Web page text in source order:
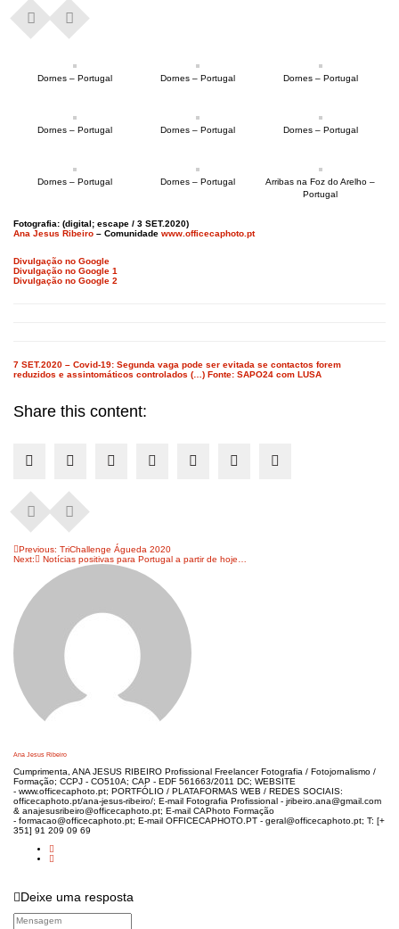
Dornes – Portugal Dornes – Portugal Dornes – Portugal
Dornes – Portugal Dornes – Portugal Dornes – Portugal
Dornes – Portugal Dornes – Portugal
Arribas na Foz do Arelho –
Portugal
Fotografia: (digital; escape / 3 SET.2020)
Ana Jesus Ribeiro – Comunidade www.officecaphoto.pt
Divulgação no Google
Divulgação no Google 1
Divulgação no Google 2
7 SET.2020 – Covid-19: Segunda vaga pode ser evitada se contactos forem
reduzidos e assintomáticos controlados (…) Fonte: SAPO24 com LUSA
Share this content:
Navegação
de
artigos
Previous: TriChallenge Águeda 2020
Next:
Notícias positivas para Portugal a partir de hoje…
Ana Jesus Ribeiro
Cumprimenta, ANA JESUS RIBEIRO Profissional Freelancer Fotografia / Fotojornalismo /
Formação; CCPJ - CO510A; CAP - EDF 561663/2011 DC; WEBSITE
- www.officecaphoto.pt; PORTFÓLIO / PLATAFORMAS WEB / REDES SOCIAIS:
officecaphoto.pt/ana-jesus-ribeiro/; E-mail Fotografia Profissional - jribeiro.ana@gmail.com
& anajesusribeiro@officecaphoto.pt; E-mail CAPhoto Formação
- formacao@officecaphoto.pt; E-mail OFFICECAPHOTO.PT - geral@officecaphoto.pt; T: [+
351] 91 209 09 69
Deixe uma resposta